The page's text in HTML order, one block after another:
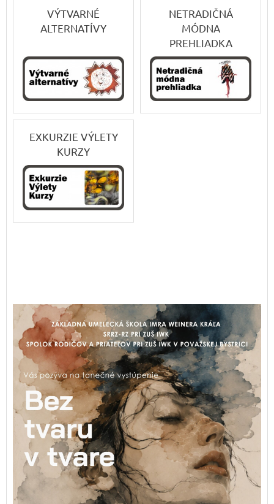
VÝTVARNÉ
ALTERNATÍVY
NETRADIČNÁ
MÓDNA
PREHLIADKA
EXKURZIE VÝLETY
KURZY